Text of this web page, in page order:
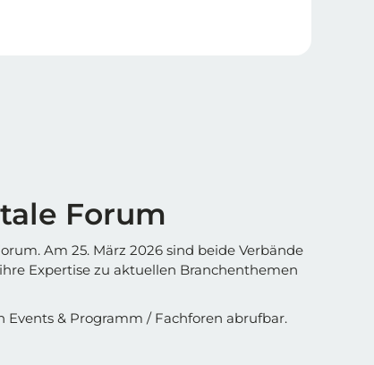
Forum
Am 25. März 2026 sind beide Verbände
Expertise zu aktuellen Branchenthemen
Events & Programm / Fachforen abrufbar.